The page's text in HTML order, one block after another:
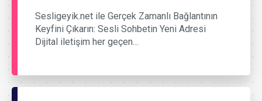
Sesligeyik.net ile Gerçek Zamanlı Bağlantının
Keyfini Çıkarın: Sesli Sohbetin Yeni Adresi
Dijital iletişim her geçen…